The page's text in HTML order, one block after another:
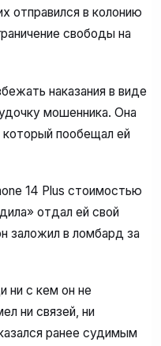
отправился в колонию
свободы на
наказания в виде
мошенника. Она
пообещал ей
14 Plus стоимостью
отдал ей свой
заложил в ломбард за
ни с кем он не
ни связей, ни
ранее судимым